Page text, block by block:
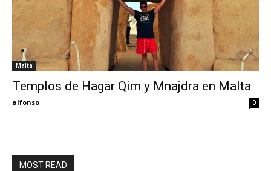
My
Malta
Templos de Hagar Qim y Mnajdra en Malta
alfonso 0
MOST READ